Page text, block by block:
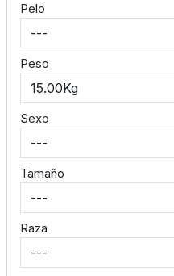
Pelo
Peso
Sexo
Tamaño
Raza